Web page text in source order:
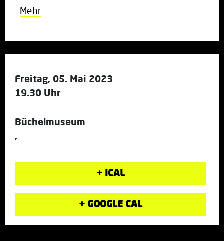
Mehr
Freitag, 05. Mai 2023
19.30 Uhr
Büchelmuseum
,
+ ICAL
+ GOOGLE CAL